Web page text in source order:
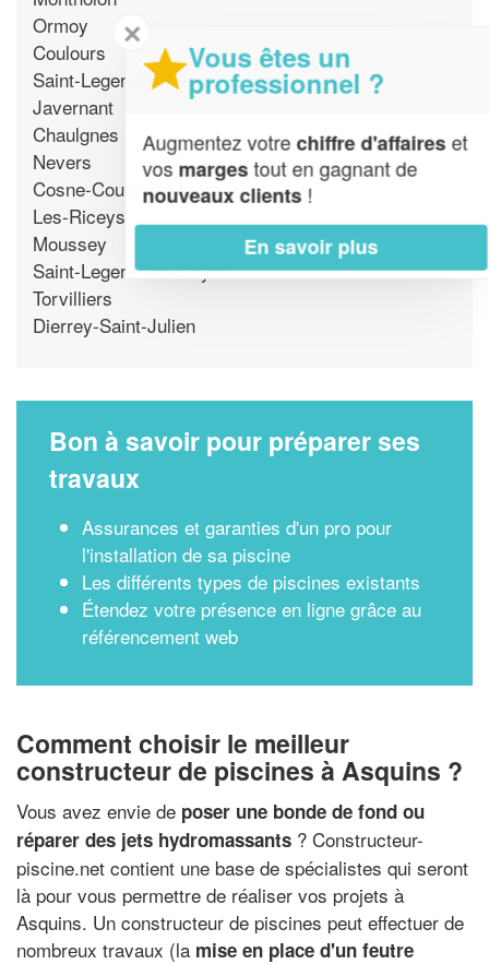
Ormoy
Coulours
Saint-Leger-des-Vignes
Javernant
Chaulgnes
Nevers
Cosne-Cours-sur-Loire
Les-Riceys
Moussey
Saint-Leger-Pres-Troyes
Torvilliers
Dierrey-Saint-Julien
Bon à savoir pour préparer ses
travaux
Assurances et garanties d'un pro pour
l'installation de sa piscine
Les différents types de piscines existants
Étendez votre présence en ligne grâce au
référencement web
Comment choisir le meilleur
constructeur de piscines à Asquins ?
Vous avez envie de poser une bonde de fond ou
réparer des jets hydromassants ? Constructeur-
piscine.net contient une base de spécialistes qui seront
là pour vous permettre de réaliser vos projets à
Asquins. Un constructeur de piscines peut effectuer de
nombreux travaux (la mise en place d'un feutre
✕
Vous êtes un
professionnel ?
Augmentez votrechiffre d'affaireset
vosmargestout en gagnant de
nouveaux clients!
En savoir plus